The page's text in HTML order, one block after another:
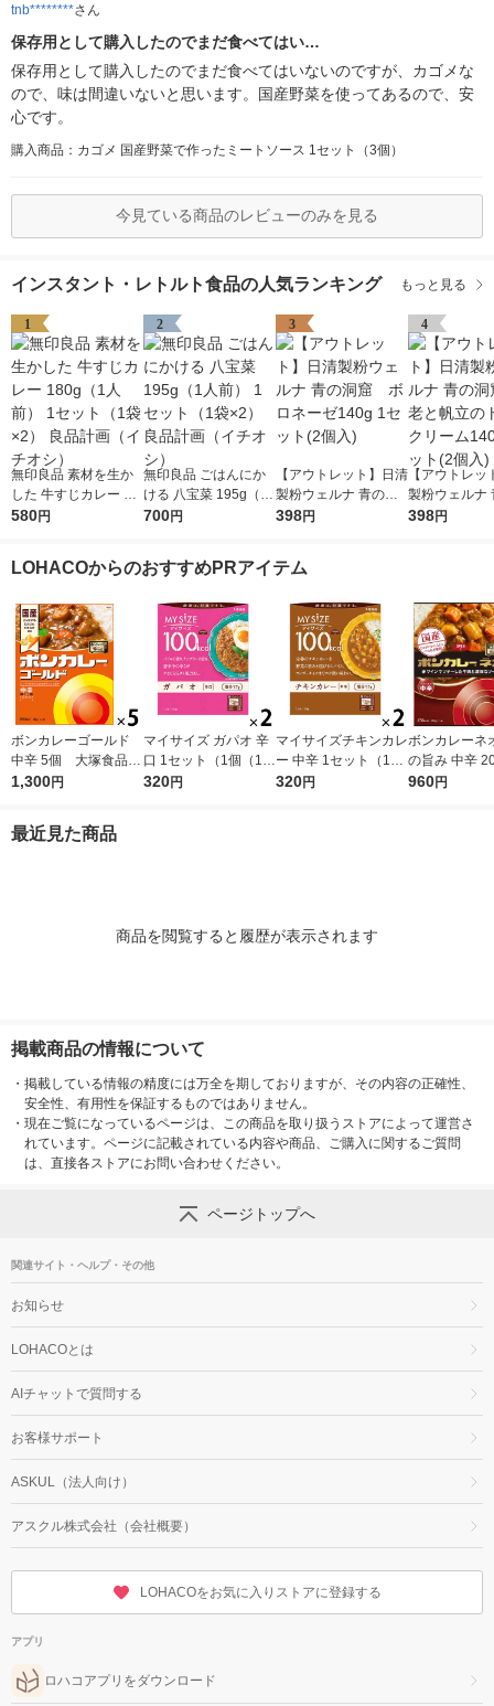
tnb********さん
保存用として購入したのでまだ食べてはい…
保存用として購入したのでまだ食べてはいないのですが、カゴメな
ので、味は間違いないと思います。国産野菜を使ってあるので、安
心です。
購入商品：カゴメ 国産野菜で作ったミートソース 1セット（3個）
今見ている商品のレビューのみを見る
インスタント・レトルト食品の人気ランキング もっと見る
1
無印良品 素材を生か
した 牛すじカレー 18
0g（1人前） 1セット
580円
2
無印良品 ごはんにか
ける 八宝菜 195g（1
人前） 1セット（1袋×
700円
3
【アウトレット】日清
製粉ウェルナ 青の洞
窟 ボロネーゼ140g
398円
4
【アウトレッ
製粉ウェルナ
窟 海老と帆
398円
LOHACOからのおすすめPRアイテム
ボンカレーゴールド
中辛 5個 大塚食品
レンジ対応
1,300円
マイサイズ ガパオ 辛
口 1セット（1個（10
0g）×2） 100kcal
320円
マイサイズチキンカレ
ー 中辛 1セット（1個
（100g）×2） 100k
320円
ボンカレーネ
の旨み 中辛
ット（1個×3
960円
最近見た商品
商品を閲覧すると履歴が表示されます
掲載商品の情報について
・ 掲載している情報の精度には万全を期しておりますが、その内容の正確性、
安全性、有用性を保証するものではありません。
・ 現在ご覧になっているページは、この商品を取り扱うストアによって運営さ
れています。ページに記載されている内容や商品、ご購入に関するご質問
は、直接各ストアにお問い合わせください。
ページトップへ
関連サイト・ヘルプ・その他
お知らせ
LOHACOとは
AIチャットで質問する
お客様サポート
ASKUL（法人向け）
アスクル株式会社（会社概要）
LOHACOをお気に入りストアに登録する
アプリ
ロハコアプリをダウンロード